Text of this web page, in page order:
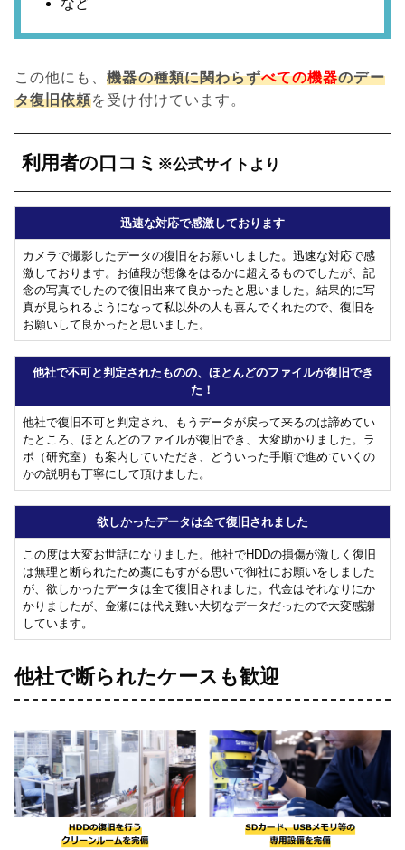
など
この他にも、機器の種類に関わらずべての機器のデー
タ復旧依頼を受け付けています。
利用者の口コミ ※公式サイトより
迅速な対応で感激しております
カメラで撮影したデータの復旧をお願いしました。迅速な対応で感
激しております。お値段が想像をはるかに超えるものでしたが、記
念の写真でしたので復旧出来て良かったと思いました。結果的に写
真が見られるようになって私以外の人も喜んでくれたので、復旧を
お願いして良かったと思いました。
他社で不可と判定されたものの、ほとんどのファイルが復旧でき
た！
他社で復旧不可と判定され、もうデータが戻って来るのは諦めてい
たところ、ほとんどのファイルが復旧でき、大変助かりました。ラ
ボ（研究室）も案内していただき、どういった手順で進めていくの
かの説明も丁寧にして頂けました。
欲しかったデータは全て復旧されました
この度は大変お世話になりました。他社でHDDの損傷が激しく復旧
は無理と断られたため藁にもすがる思いで御社にお願いをしました
が、欲しかったデータは全て復旧されました。代金はそれなりにか
かりましたが、金瀬には代え難い大切なデータだったので大変感謝
しています。
他社で断られたケースも歓迎